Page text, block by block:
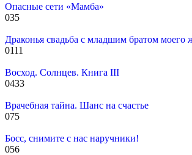
Опасные сети «Мамба»
035
Драконья свадьба с младшим братом моего
0111
Восход. Солнцев. Книга III
0433
Врачебная тайна. Шанс на счастье
075
Босс, снимите с нас наручники!
056